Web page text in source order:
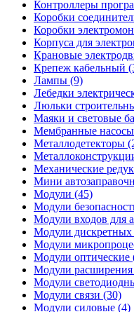
Контроллеры
Коробки
Коробки
Корпуса для
Крановые
Крепеж кабельный
Лампы (9)
Лебедки
Люльки
Маяки и световые
Мембранные
Металлодетекторы
Механические
Мини
Модули (45)
Модули
Модули входов для
Модули дискретных
Модули
Модули оптические
Модули расширения
Модули
Модули связи (30)
Модули силовые (4)